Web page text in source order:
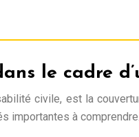
le cadre
civile, est la
importantes à comprendre.